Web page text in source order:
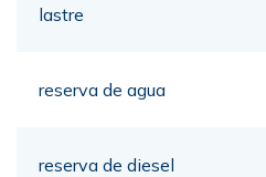
lastre
reserva de agua
reserva de diesel